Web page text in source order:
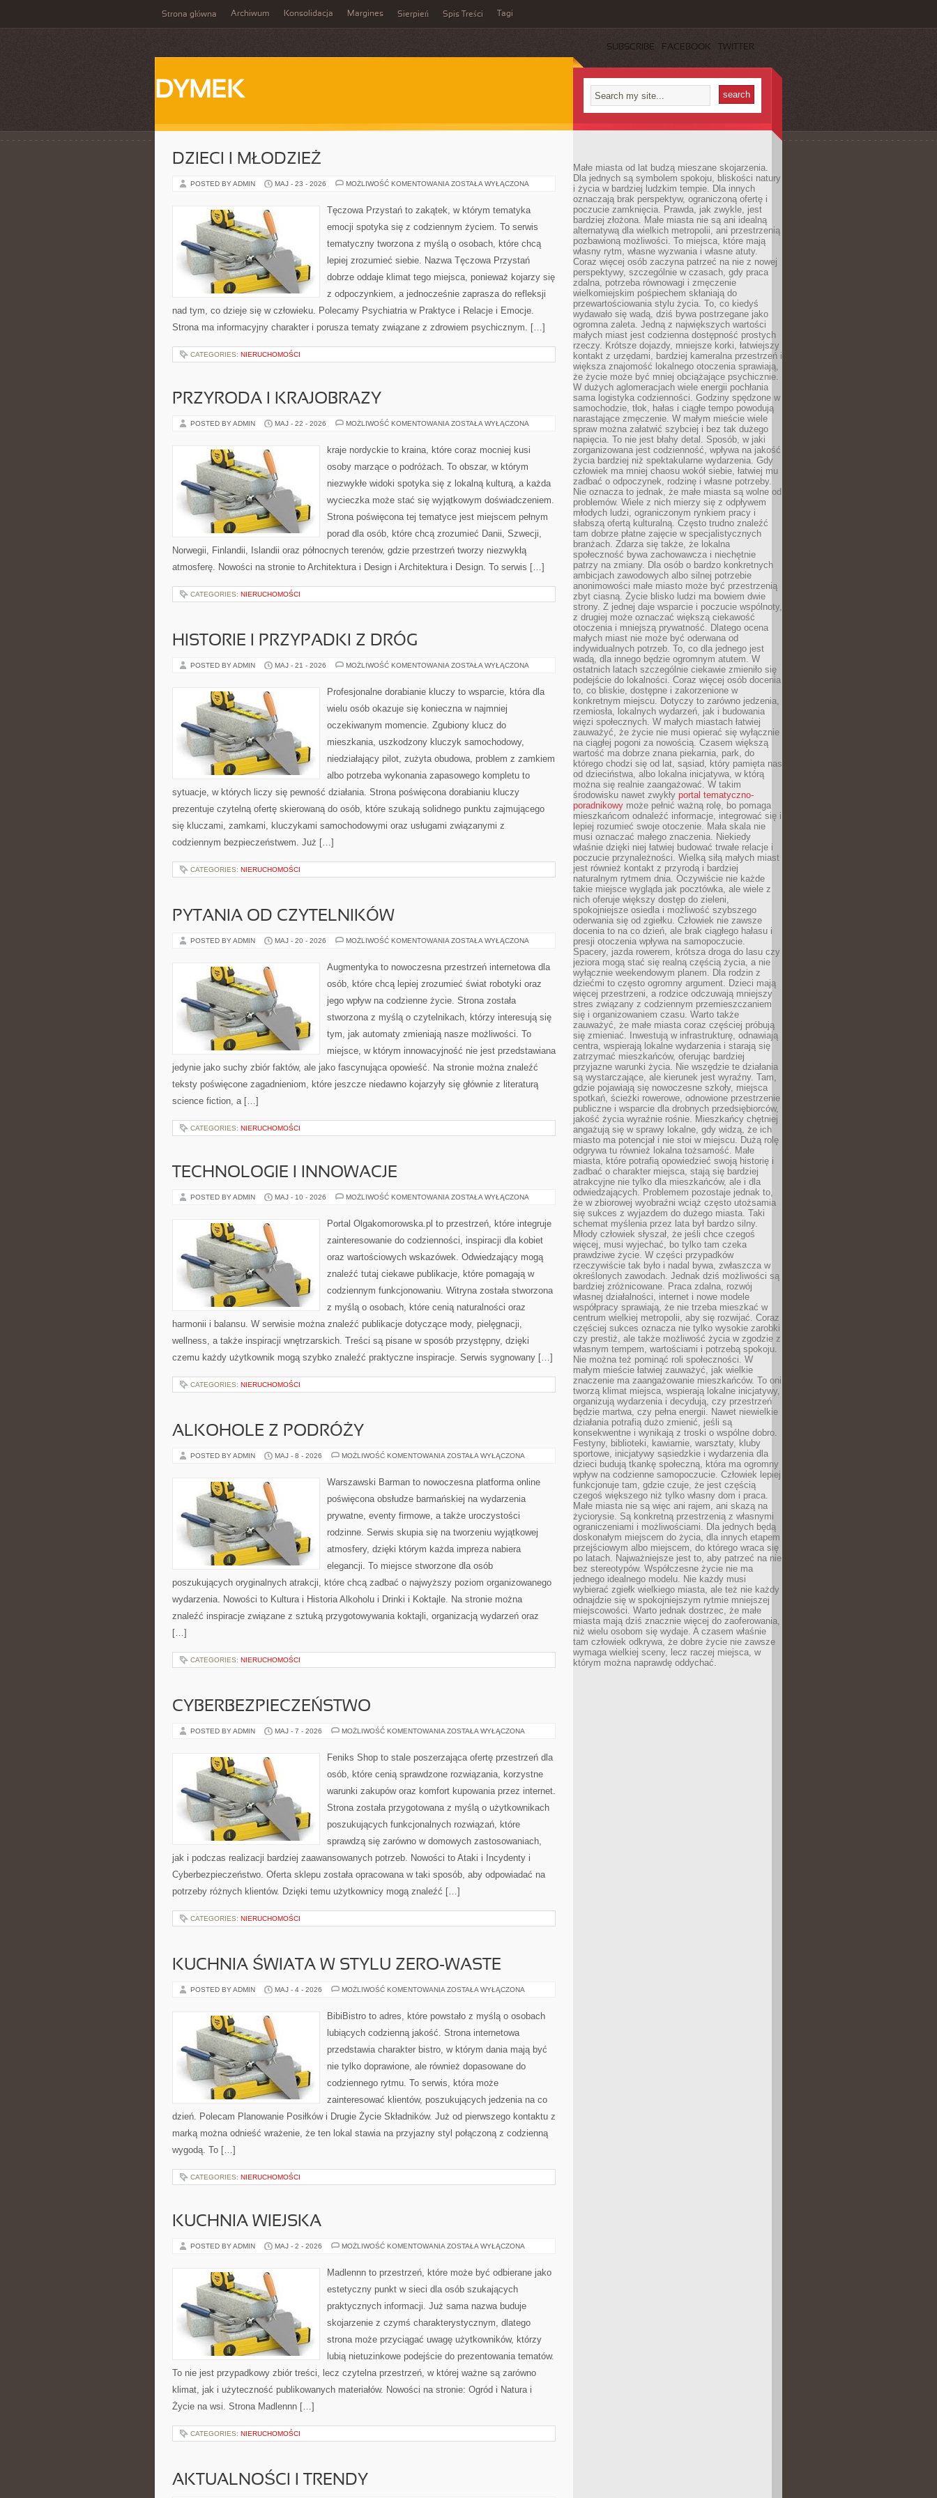
Strona główna Archiwum Konsolidacja Margines Sierpień Spis Treści Tagi
SUBSCRIBE FACEBOOK TWITTER
DYMEK
DZIECI I MŁODZIEŻ
POSTED BY ADMIN MAJ - 23 - 2026 MOŻLIWOŚĆ KOMENTOWANIA DZIECI
ZOSTAŁA WYŁĄCZONA
Tęczowa Przystań to zakątek, w którym tematyka
emocji spotyka się z codziennym życiem. To serwis
tematyczny tworzona z myślą o osobach, które chcą
lepiej zrozumieć siebie. Nazwa Tęczowa Przystań
dobrze oddaje klimat tego miejsca, ponieważ kojarzy się
z odpoczynkiem, a jednocześnie zaprasza do refleksji
nad tym, co dzieje się w człowieku. Polecamy Psychiatria w Praktyce i Relacje i Emocje.
Strona ma informacyjny charakter i porusza tematy związane z zdrowiem psychicznym. […]
CATEGORIES: NIERUCHOMOŚCI
PRZYRODA I KRAJOBRAZY
POSTED BY ADMIN MAJ - 22 - 2026 MOŻLIWOŚĆ KOMENTOWANIA PRZYRODA
ZOSTAŁA WYŁĄCZONA
kraje nordyckie to kraina, które coraz mocniej kusi
osoby marzące o podróżach. To obszar, w którym
niezwykłe widoki spotyka się z lokalną kulturą, a każda
wycieczka może stać się wyjątkowym doświadczeniem.
Strona poświęcona tej tematyce jest miejscem pełnym
porad dla osób, które chcą zrozumieć Danii, Szwecji,
Norwegii, Finlandii, Islandii oraz północnych terenów, gdzie przestrzeń tworzy niezwykłą
atmosferę. Nowości na stronie to Architektura i Design i Architektura i Design. To serwis […]
CATEGORIES: NIERUCHOMOŚCI
HISTORIE I PRZYPADKI Z DRÓG
POSTED BY ADMIN MAJ - 21 - 2026 MOŻLIWOŚĆ KOMENTOWANIA HISTORIE
DRÓG
ZOSTAŁA WYŁĄCZONA
Profesjonalne dorabianie kluczy to wsparcie, która dla
wielu osób okazuje się konieczna w najmniej
oczekiwanym momencie. Zgubiony klucz do
mieszkania, uszkodzony kluczyk samochodowy,
niedziałający pilot, zużyta obudowa, problem z zamkiem
albo potrzeba wykonania zapasowego kompletu to
sytuacje, w których liczy się pewność działania. Strona poświęcona dorabianiu kluczy
prezentuje czytelną ofertę skierowaną do osób, które szukają solidnego punktu zajmującego
się kluczami, zamkami, kluczykami samochodowymi oraz usługami związanymi z
codziennym bezpieczeństwem. Już […]
CATEGORIES: NIERUCHOMOŚCI
PYTANIA OD CZYTELNIKÓW
POSTED BY ADMIN MAJ - 20 - 2026 MOŻLIWOŚĆ KOMENTOWANIA PYTANIA
ZOSTAŁA WYŁĄCZONA
Augmentyka to nowoczesna przestrzeń internetowa dla
osób, które chcą lepiej zrozumieć świat robotyki oraz
jego wpływ na codzienne życie. Strona została
stworzona z myślą o czytelnikach, którzy interesują się
tym, jak automaty zmieniają nasze możliwości. To
miejsce, w którym innowacyjność nie jest przedstawiana
jedynie jako suchy zbiór faktów, ale jako fascynująca opowieść. Na stronie można znaleźć
teksty poświęcone zagadnieniom, które jeszcze niedawno kojarzyły się głównie z literaturą
science fiction, a […]
CATEGORIES: NIERUCHOMOŚCI
TECHNOLOGIE I INNOWACJE
POSTED BY ADMIN MAJ - 10 - 2026 MOŻLIWOŚĆ KOMENTOWANIA TECHNOLOGIE
ZOSTAŁA WYŁĄCZONA
Portal Olgakomorowska.pl to przestrzeń, które integruje
zainteresowanie do codzienności, inspiracji dla kobiet
oraz wartościowych wskazówek. Odwiedzający mogą
znaleźć tutaj ciekawe publikacje, które pomagają w
codziennym funkcjonowaniu. Witryna została stworzona
z myślą o osobach, które cenią naturalności oraz
harmonii i balansu. W serwisie można znaleźć publikacje dotyczące mody, pielęgnacji,
wellness, a także inspiracji wnętrzarskich. Treści są pisane w sposób przystępny, dzięki
czemu każdy użytkownik mogą szybko znaleźć praktyczne inspiracje. Serwis sygnowany […]
CATEGORIES: NIERUCHOMOŚCI
ALKOHOLE Z PODRÓŻY
POSTED BY ADMIN MAJ - 8 - 2026 MOŻLIWOŚĆ KOMENTOWANIA ALKOHOLE
ZOSTAŁA WYŁĄCZONA
Warszawski Barman to nowoczesna platforma online
poświęcona obsłudze barmańskiej na wydarzenia
prywatne, eventy firmowe, a także uroczystości
rodzinne. Serwis skupia się na tworzeniu wyjątkowej
atmosfery, dzięki którym każda impreza nabiera
elegancji. To miejsce stworzone dla osób
poszukujących oryginalnych atrakcji, które chcą zadbać o najwyższy poziom organizowanego
wydarzenia. Nowości to Kultura i Historia Alkoholu i Drinki i Koktajle. Na stronie można
znaleźć inspiracje związane z sztuką przygotowywania koktajli, organizacją wydarzeń oraz
[…]
CATEGORIES: NIERUCHOMOŚCI
CYBERBEZPIECZEŃSTWO
POSTED BY ADMIN MAJ - 7 - 2026 MOŻLIWOŚĆ KOMENTOWANIA CYBERBEZPIECZEŃSTWO
ZOSTAŁA WYŁĄCZONA
Feniks Shop to stale poszerzająca ofertę przestrzeń dla
osób, które cenią sprawdzone rozwiązania, korzystne
warunki zakupów oraz komfort kupowania przez internet.
Strona została przygotowana z myślą o użytkownikach
poszukujących funkcjonalnych rozwiązań, które
sprawdzą się zarówno w domowych zastosowaniach,
jak i podczas realizacji bardziej zaawansowanych potrzeb. Nowości to Ataki i Incydenty i
Cyberbezpieczeństwo. Oferta sklepu została opracowana w taki sposób, aby odpowiadać na
potrzeby różnych klientów. Dzięki temu użytkownicy mogą znaleźć […]
CATEGORIES: NIERUCHOMOŚCI
KUCHNIA ŚWIATA W STYLU ZERO-WASTE
POSTED BY ADMIN MAJ - 4 - 2026 MOŻLIWOŚĆ KOMENTOWANIA KUCHNIA
STYLU
ZERO-
ZOSTAŁA WYŁĄCZONA
BibiBistro to adres, które powstało z myślą o osobach
lubiących codzienną jakość. Strona internetowa
przedstawia charakter bistro, w którym dania mają być
nie tylko doprawione, ale również dopasowane do
codziennego rytmu. To serwis, która może
zainteresować klientów, poszukujących jedzenia na co
dzień. Polecam Planowanie Posiłków i Drugie Życie Składników. Już od pierwszego kontaktu z
marką można odnieść wrażenie, że ten lokal stawia na przyjazny styl połączoną z codzienną
wygodą. To […]
CATEGORIES: NIERUCHOMOŚCI
KUCHNIA WIEJSKA
POSTED BY ADMIN MAJ - 2 - 2026 MOŻLIWOŚĆ KOMENTOWANIA KUCHNIA
ZOSTAŁA WYŁĄCZONA
Madlennn to przestrzeń, które może być odbierane jako
estetyczny punkt w sieci dla osób szukających
praktycznych informacji. Już sama nazwa buduje
skojarzenie z czymś charakterystycznym, dlatego
strona może przyciągać uwagę użytkowników, którzy
lubią nietuzinkowe podejście do prezentowania tematów.
To nie jest przypadkowy zbiór treści, lecz czytelna przestrzeń, w której ważne są zarówno
klimat, jak i użyteczność publikowanych materiałów. Nowości na stronie: Ogród i Natura i
Życie na wsi. Strona Madlennn […]
CATEGORIES: NIERUCHOMOŚCI
AKTUALNOŚCI I TRENDY
Małe miasta od lat budzą mieszane skojarzenia.
Dla jednych są symbolem spokoju, bliskości natury
i życia w bardziej ludzkim tempie. Dla innych
oznaczają brak perspektyw, ograniczoną ofertę i
poczucie zamknięcia. Prawda, jak zwykle, jest
bardziej złożona. Małe miasta nie są ani idealną
alternatywą dla wielkich metropolii, ani przestrzenią
pozbawioną możliwości. To miejsca, które mają
własny rytm, własne wyzwania i własne atuty.
Coraz więcej osób zaczyna patrzeć na nie z nowej
perspektywy, szczególnie w czasach, gdy praca
zdalna, potrzeba równowagi i zmęczenie
wielkomiejskim pośpiechem skłaniają do
przewartościowania stylu życia. To, co kiedyś
wydawało się wadą, dziś bywa postrzegane jako
ogromna zaleta. Jedną z największych wartości
małych miast jest codzienna dostępność prostych
rzeczy. Krótsze dojazdy, mniejsze korki, łatwiejszy
kontakt z urzędami, bardziej kameralna przestrzeń i
większa znajomość lokalnego otoczenia sprawiają,
że życie może być mniej obciążające psychicznie.
W dużych aglomeracjach wiele energii pochłania
sama logistyka codzienności. Godziny spędzone w
samochodzie, tłok, hałas i ciągłe tempo powodują
narastające zmęczenie. W małym mieście wiele
spraw można załatwić szybciej i bez tak dużego
napięcia. To nie jest błahy detal. Sposób, w jaki
zorganizowana jest codzienność, wpływa na jakość
życia bardziej niż spektakularne wydarzenia. Gdy
człowiek ma mniej chaosu wokół siebie, łatwiej mu
zadbać o odpoczynek, rodzinę i własne potrzeby.
Nie oznacza to jednak, że małe miasta są wolne od
problemów. Wiele z nich mierzy się z odpływem
młodych ludzi, ograniczonym rynkiem pracy i
słabszą ofertą kulturalną. Często trudno znaleźć
tam dobrze płatne zajęcie w specjalistycznych
branżach. Zdarza się także, że lokalna
społeczność bywa zachowawcza i niechętnie
patrzy na zmiany. Dla osób o bardzo konkretnych
ambicjach zawodowych albo silnej potrzebie
anonimowości małe miasto może być przestrzenią
zbyt ciasną. Życie blisko ludzi ma bowiem dwie
strony. Z jednej daje wsparcie i poczucie wspólnoty,
z drugiej może oznaczać większą ciekawość
otoczenia i mniejszą prywatność. Dlatego ocena
małych miast nie może być oderwana od
indywidualnych potrzeb. To, co dla jednego jest
wadą, dla innego będzie ogromnym atutem. W
ostatnich latach szczególnie ciekawie zmieniło się
podejście do lokalności. Coraz więcej osób docenia
to, co bliskie, dostępne i zakorzenione w
konkretnym miejscu. Dotyczy to zarówno jedzenia,
rzemiosła, lokalnych wydarzeń, jak i budowania
więzi społecznych. W małych miastach łatwiej
zauważyć, że życie nie musi opierać się wyłącznie
na ciągłej pogoni za nowością. Czasem większą
wartość ma dobrze znana piekarnia, park, do
którego chodzi się od lat, sąsiad, który pamięta nas
od dzieciństwa, albo lokalna inicjatywa, w którą
można się realnie zaangażować. W takim
środowisku nawet zwykły portal tematyczno-
poradnikowy może pełnić ważną rolę, bo pomaga
mieszkańcom odnaleźć informacje, integrować się i
lepiej rozumieć swoje otoczenie. Mała skala nie
musi oznaczać małego znaczenia. Niekiedy
właśnie dzięki niej łatwiej budować trwałe relacje i
poczucie przynależności. Wielką siłą małych miast
jest również kontakt z przyrodą i bardziej
naturalnym rytmem dnia. Oczywiście nie każde
takie miejsce wygląda jak pocztówka, ale wiele z
nich oferuje większy dostęp do zieleni,
spokojniejsze osiedla i możliwość szybszego
oderwania się od zgiełku. Człowiek nie zawsze
docenia to na co dzień, ale brak ciągłego hałasu i
presji otoczenia wpływa na samopoczucie.
Spacery, jazda rowerem, krótsza droga do lasu czy
jeziora mogą stać się realną częścią życia, a nie
wyłącznie weekendowym planem. Dla rodzin z
dziećmi to często ogromny argument. Dzieci mają
więcej przestrzeni, a rodzice odczuwają mniejszy
stres związany z codziennym przemieszczaniem
się i organizowaniem czasu. Warto także
zauważyć, że małe miasta coraz częściej próbują
się zmieniać. Inwestują w infrastrukturę, odnawiają
centra, wspierają lokalne wydarzenia i starają się
zatrzymać mieszkańców, oferując bardziej
przyjazne warunki życia. Nie wszędzie te działania
są wystarczające, ale kierunek jest wyraźny. Tam,
gdzie pojawiają się nowoczesne szkoły, miejsca
spotkań, ścieżki rowerowe, odnowione przestrzenie
publiczne i wsparcie dla drobnych przedsiębiorców,
jakość życia wyraźnie rośnie. Mieszkańcy chętniej
angażują się w sprawy lokalne, gdy widzą, że ich
miasto ma potencjał i nie stoi w miejscu. Dużą rolę
odgrywa tu również lokalna tożsamość. Małe
miasta, które potrafią opowiedzieć swoją historię i
zadbać o charakter miejsca, stają się bardziej
atrakcyjne nie tylko dla mieszkańców, ale i dla
odwiedzających. Problemem pozostaje jednak to,
że w zbiorowej wyobraźni wciąż często utożsamia
się sukces z wyjazdem do dużego miasta. Taki
schemat myślenia przez lata był bardzo silny.
Młody człowiek słyszał, że jeśli chce czegoś
więcej, musi wyjechać, bo tylko tam czeka
prawdziwe życie. W części przypadków
rzeczywiście tak było i nadal bywa, zwłaszcza w
określonych zawodach. Jednak dziś możliwości są
bardziej zróżnicowane. Praca zdalna, rozwój
własnej działalności, internet i nowe modele
współpracy sprawiają, że nie trzeba mieszkać w
centrum wielkiej metropolii, aby się rozwijać. Coraz
częściej sukces oznacza nie tylko wysokie zarobki
czy prestiż, ale także możliwość życia w zgodzie z
własnym tempem, wartościami i potrzebą spokoju.
Nie można też pominąć roli społeczności. W
małym mieście łatwiej zauważyć, jak wielkie
znaczenie ma zaangażowanie mieszkańców. To oni
tworzą klimat miejsca, wspierają lokalne inicjatywy,
organizują wydarzenia i decydują, czy przestrzeń
będzie martwa, czy pełna energii. Nawet niewielkie
działania potrafią dużo zmienić, jeśli są
konsekwentne i wynikają z troski o wspólne dobro.
Festyny, biblioteki, kawiarnie, warsztaty, kluby
sportowe, inicjatywy sąsiedzkie i wydarzenia dla
dzieci budują tkankę społeczną, która ma ogromny
wpływ na codzienne samopoczucie. Człowiek lepiej
funkcjonuje tam, gdzie czuje, że jest częścią
czegoś większego niż tylko własny dom i praca.
Małe miasta nie są więc ani rajem, ani skazą na
życiorysie. Są konkretną przestrzenią z własnymi
ograniczeniami i możliwościami. Dla jednych będą
doskonałym miejscem do życia, dla innych etapem
przejściowym albo miejscem, do którego wraca się
po latach. Najważniejsze jest to, aby patrzeć na nie
bez stereotypów. Współczesne życie nie ma
jednego idealnego modelu. Nie każdy musi
wybierać zgiełk wielkiego miasta, ale też nie każdy
odnajdzie się w spokojniejszym rytmie mniejszej
miejscowości. Warto jednak dostrzec, że małe
miasta mają dziś znacznie więcej do zaoferowania,
niż wielu osobom się wydaje. A czasem właśnie
tam człowiek odkrywa, że dobre życie nie zawsze
wymaga wielkiej sceny, lecz raczej miejsca, w
którym można naprawdę oddychać.